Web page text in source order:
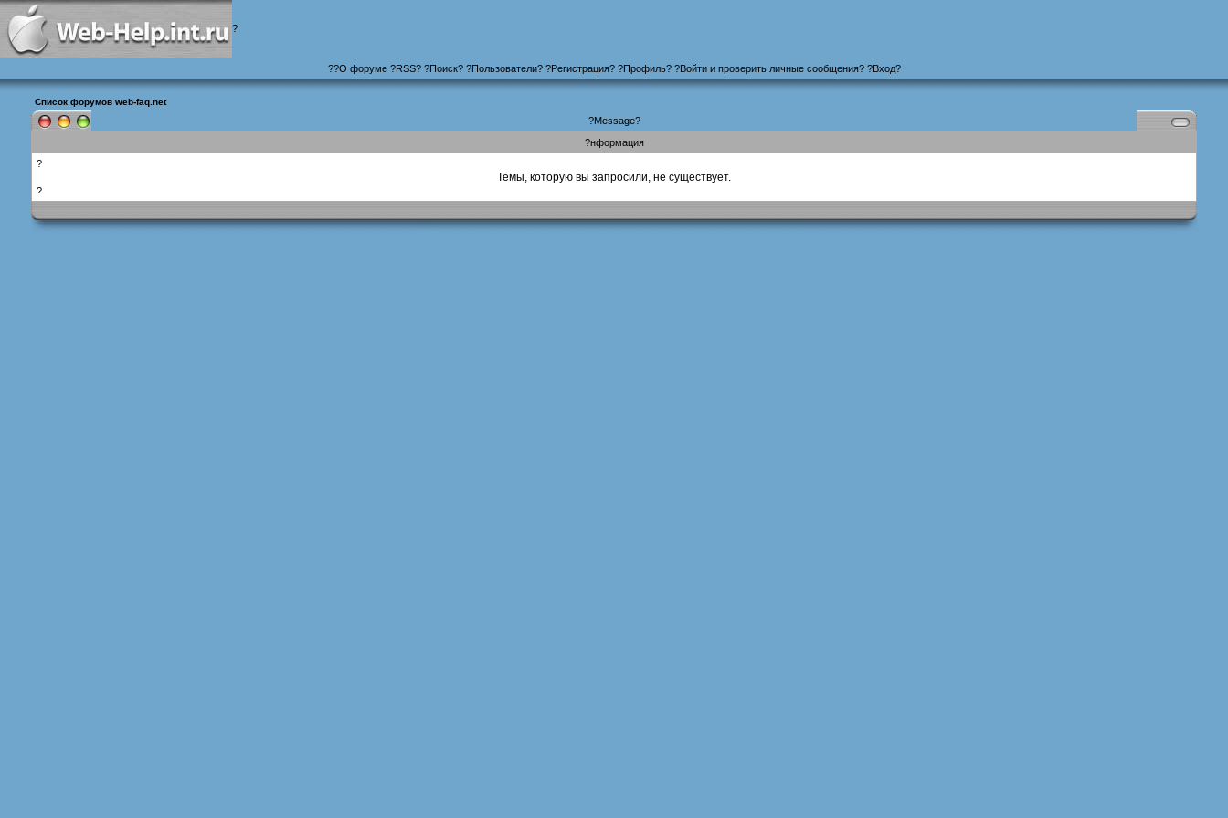
?
??О форуме?RSS? ?Поиск? ?Пользователи? ?Регистрация? ?Профиль? ?Войти и проверить личные сообщения? ?Вход?
Список форумов web-faq.net
?Message?
?нформация
?
Темы, которую вы запросили, не существует.
?